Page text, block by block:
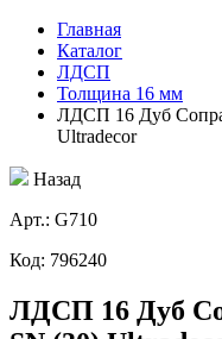
Главная
Каталог
ЛДСП
Толщина 16 мм
ЛДСП 16 Дуб
Ultradecor
Назад
Aрт.: G710
Код: 796240
ЛДСП 16 Дуб